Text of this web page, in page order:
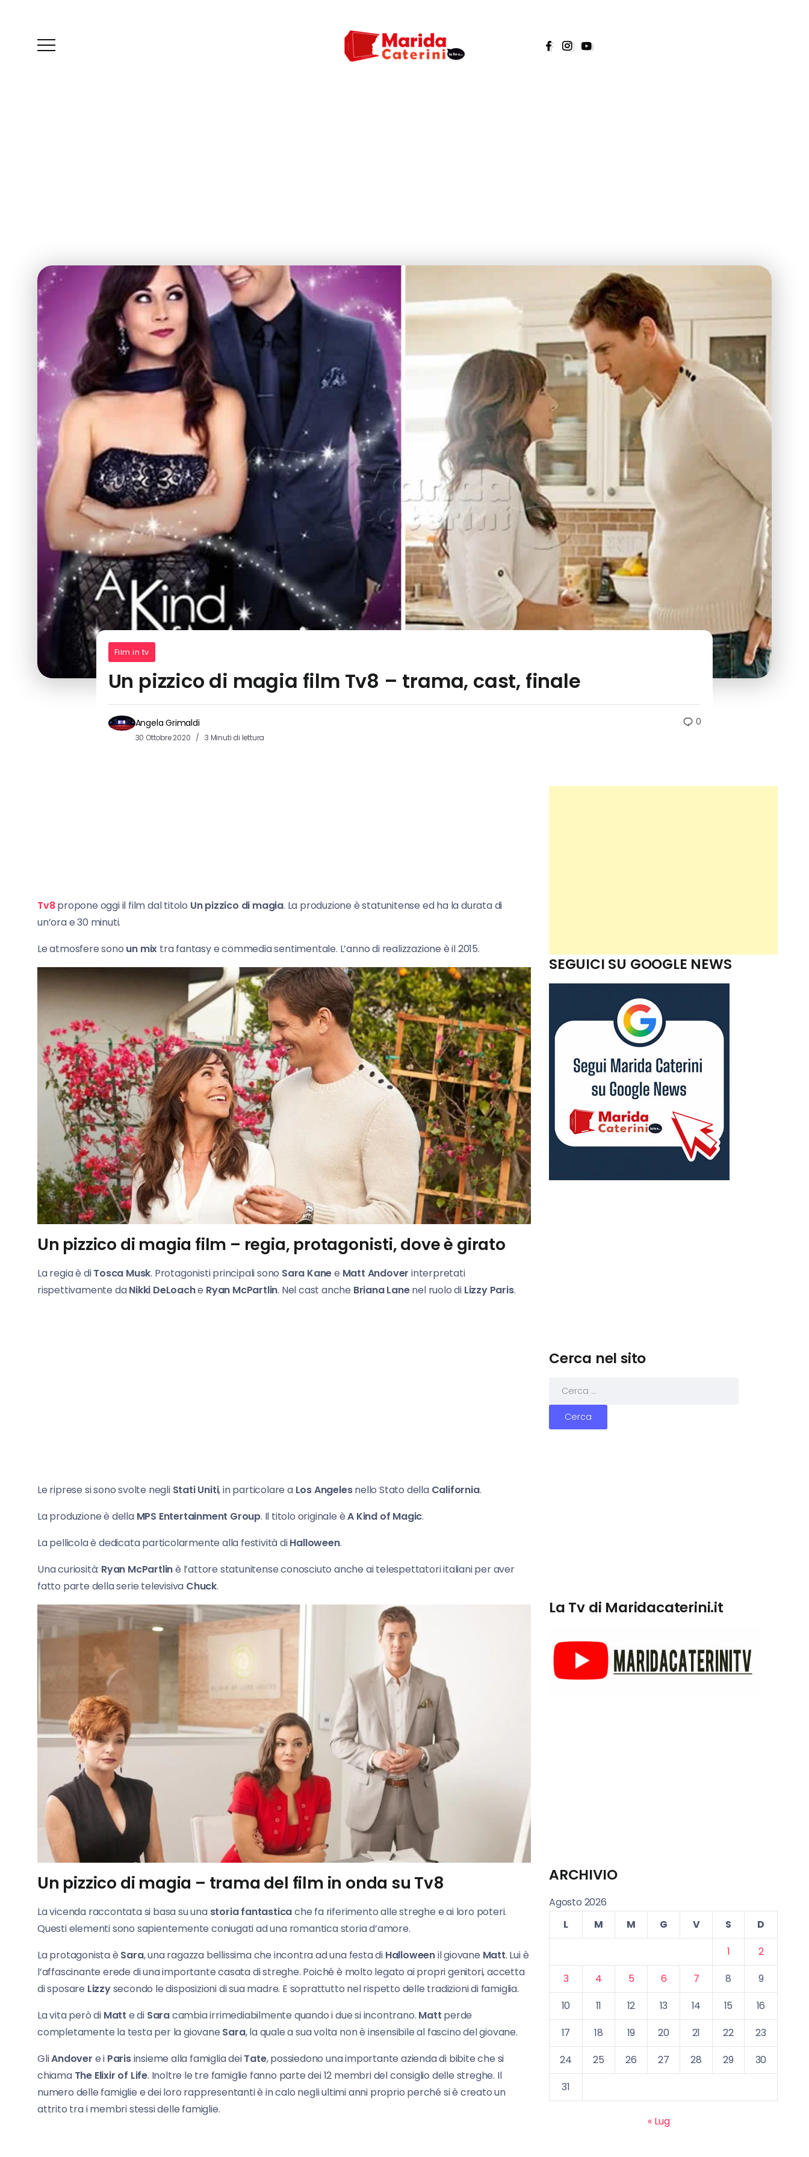
Film in tv
Un pizzico di magia film Tv8 – trama, cast, finale
Angela Grimaldi
30 Ottobre 2020 3 Minuti di lettura
0
Tv8propone oggi il film dal titolo Un pizzico di magia. La produzione è statunitense ed ha la durata di
un’ora e 30 minuti.
Le atmosfere sono un mix tra fantasy e commedia sentimentale. L’anno di realizzazione è il 2015.
Un pizzico di magia film – regia, protagonisti, dove è girato
La regia è diTosca Musk. Protagonisti principali sono Sara Kanee Matt Andover interpretati
rispettivamente daNikki DeLoache Ryan McPartlin. Nel cast anche Briana Lanenel ruolo di Lizzy Paris.
Le riprese si sono svolte negli Stati Uniti, in particolare a Los Angelesnello Stato della California.
La produzione è della MPS Entertainment Group. Il titolo originale èA Kind of Magic.
La pellicola è dedicata particolarmente alla festività diHalloween.
Una curiosità: Ryan McPartlinè l’attore statunitense conosciuto anche ai telespettatori italiani per aver
fatto parte della serie televisiva Chuck.
Un pizzico di magia – trama del film in onda su Tv8
La vicenda raccontata si basa su una storia fantasticache fa riferimento alle streghe e ai loro poteri.
Questi elementi sono sapientemente coniugati ad una romantica storia d’amore.
La protagonista è Sara, una ragazza bellissima che incontra ad una festa di Halloweenil giovane Matt. Lui è
l’affascinante erede di una importante casata di streghe. Poiché è molto legato ai propri genitori, accetta
di sposare Lizzysecondo le disposizioni di sua madre. E soprattutto nel rispetto delle tradizioni di famiglia.
La vita però di Matt e di Saracambia irrimediabilmente quando i due si incontrano. Matt perde
completamente la testa per la giovane Sara, la quale a sua volta non è insensibile al fascino del giovane.
GliAndover e i Parisinsieme alla famiglia deiTate, possiedono una importante azienda di bibite che si
chiama The Elixir of Life. Inoltre le tre famiglie fanno parte dei 12 membri del consiglio delle streghe. Il
numero delle famiglie e dei loro rappresentanti è in calo negli ultimi anni proprio perché si è creato un
attrito tra i membri stessi delle famiglie.
SEGUICI SU GOOGLE NEWS
Cerca nel sito
La Tv di Maridacaterini.it
ARCHIVIO
Agosto 2026
L
M M G V S
D
1
2
3
4 5 6 7 8
9
10
11 12 13 14 15
16
17
18 19 20 21 22
23
24
25 26 27 28 29
30
31
« Lug